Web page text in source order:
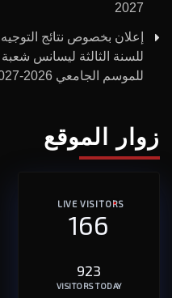
2027
إعلان بخصوص نتائج التوجيه
للسنة الثالثة ليسانس
للموسم الجامعي 2026-2027
زوار الموقع
LIVE VISITORS
166
923
VISITORS TODAY